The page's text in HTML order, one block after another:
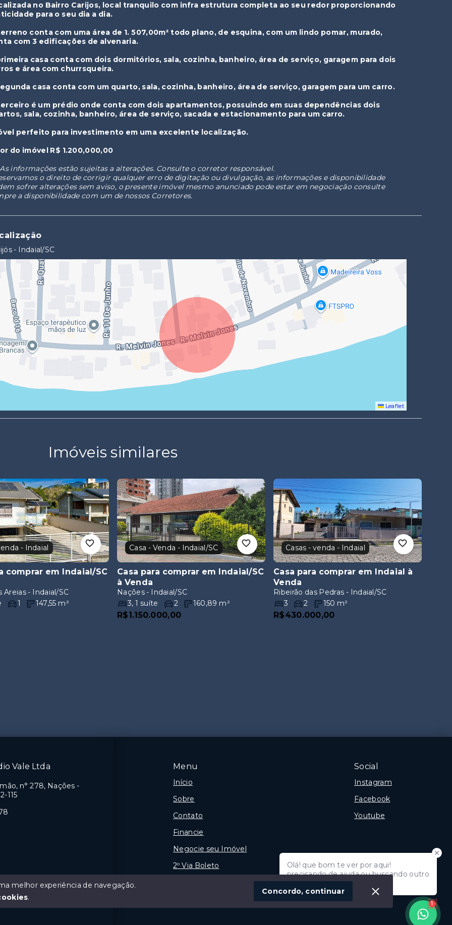
no Bairro Carijos, local tranquilo com infra estrutura completa ao seu redor proporcionando
para o seu dia a dia.
conta com uma área de 1. 507,00m² todo plano, de esquina, com um lindo pomar, murado,
com 3 edificações de alvenaria.
casa conta com dois dormitórios, sala, cozinha, banheiro, área de serviço, garagem para dois
e área com churrsqueira.
casa conta com um quarto, sala, cozinha, banheiro, área de serviço, garagem para um carro.
é um prédio onde conta com dois apartamentos, possuindo em suas dependências dois
sala, cozinha, banheiro, área de serviço, sacada e estacionamento para um carro.
perfeito para investimento em uma excelente localização.
do imóvel R$ 1.200,000,00
informações estão sujeitas a alterações. Consulte o corretor responsável.
o direito de corrigir qualquer erro de digitação ou divulgação, as informações e disponibilidade
sofrer alterações sem aviso, o presente imóvel mesmo anunciado pode estar em negociação consulte
a disponibilidade com um de nossos Corretores.
- Indaial/SC
Leaflet
Imóveis similares
- Indaial
comprar em Indaial/SC
Areias - Indaial/SC
1 147,55 m²
Casa - Venda - Indaial/SC
Casa para comprar em Indaial/SC
à Venda
Nações - Indaial/SC
3,1 suíte 2 160,89 m²
R$1.150.000,00
Casas - venda - Indaial
Casa para comprar em Indaial à
Venda
Ribeirão das Pedras - Indaial/SC
3
2 150 m²
R$430.000,00
Menu
Início
Sobre
Contato
Financie
Negocie seu Imóvel
2º Via Boleto
Social
Instagram
Facebook
Youtube
Vale Ltda
n° 278, Nações -
115
Olá! que bom te ver por aqui!
precisando de ajuda ou buscando outro
tipo de imóvel, fale conosco!
1
melhor experiência de navegação.
.
Concordo, continuar